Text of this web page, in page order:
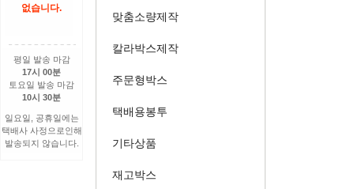
없습니다.
평일 발송 마감
17시 00분
토요일 발송 마감
10시 30분
일요일, 공휴일에는
택배사 사정으로인해
발송되지 않습니다.
맞춤소량제작
칼라박스제작
주문형박스
택배용봉투
기타상품
재고박스